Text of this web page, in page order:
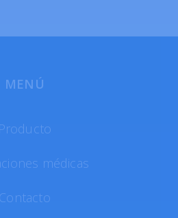
MENÚ
Producto
médicas
Contacto